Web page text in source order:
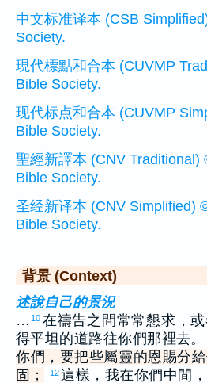
中文标准译本 (CSB
Society.
現代標點和合本 (CUVMP
Bible Society.
现代标点和合本 (CUVMP
Bible Society.
聖經新譯本 (CNV Traditional)
Bible Society.
圣经新译本 (CNV Simplified)
Bible Society.
背景 (Context)
述說自己的景況
… 10 在禱告之間常常懇求，
得平坦的道路往你們那裡去。
你們，要把些屬靈的恩賜分
固；
12這樣，我在你們中間